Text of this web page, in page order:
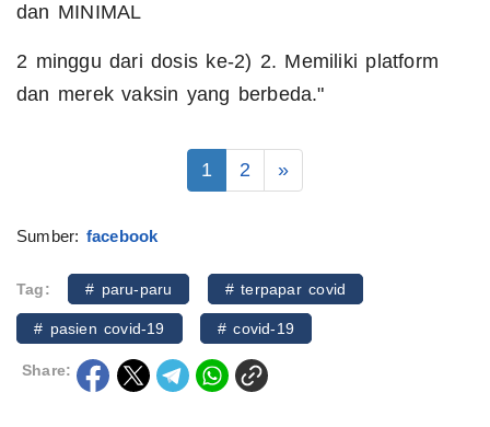
dan MINIMAL
2 minggu dari dosis ke-2) 2. Memiliki platform
dan merek vaksin yang berbeda."
1 2 »
Sumber: facebook
Tag: # paru-paru # terpapar covid
# pasien covid-19 # covid-19
Share: